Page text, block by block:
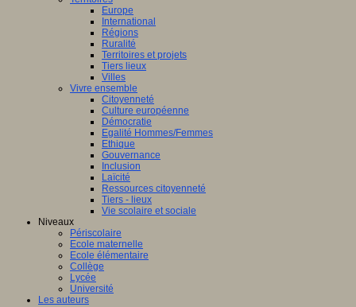
Europe
International
Régions
Ruralité
Territoires et projets
Tiers lieux
Villes
Vivre ensemble
Citoyenneté
Culture européenne
Démocratie
Egalité Hommes/Femmes
Ethique
Gouvernance
Inclusion
Laïcité
Ressources citoyenneté
Tiers - lieux
Vie scolaire et sociale
Niveaux
Périscolaire
Ecole maternelle
Ecole élémentaire
Collège
Lycée
Université
Les auteurs